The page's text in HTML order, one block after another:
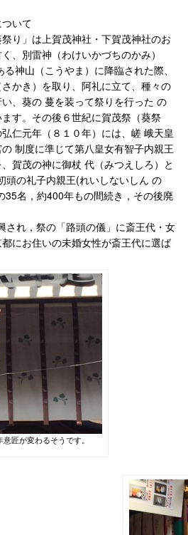
いて
り」は上賀茂神社・下賀茂神社のお
、別雷神（わけいかづちのかみ）
神山（こうやま）に降臨された際、
かき）を取り、阿礼に立て、種々の
、葵の 蔓を装って祭りを行った の
す。その後６世紀に賀茂祭（葵祭
仁元年（８１０年）には、嵯 峨天皇
制度に準じて第八皇女有智子内親王
、賀茂の神に御杖 代（みつえしろ）と
頭の礼子内親王(れいしないしん の
35名，約400年もの間続き，その後廃
され，祭の「路頭の儀」に斎王代・女
にお住いの未婚女性が斎王代に選ば
匠が変わるそうです。